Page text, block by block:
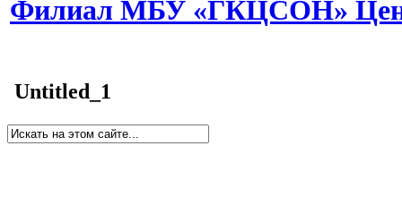
Филиал МБУ «ГКЦСОН»
Untitled_1